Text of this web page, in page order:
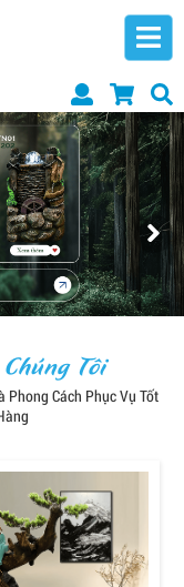
Tôi
Phong Cách Phục Vụ Tốt